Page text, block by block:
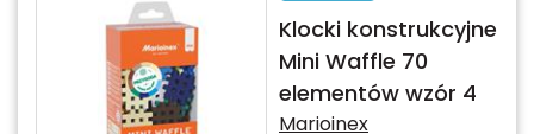
Klocki konstrukcyjne
Mini Waffle 70
elementów wzór 4
Marioinex